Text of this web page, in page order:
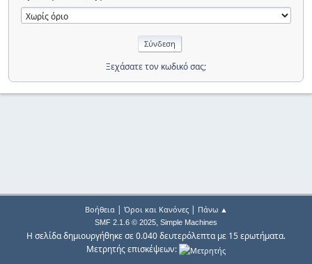
Ξεχάσατε τον κωδικό σας;
Βοήθεια| Όροι και Κανόνες| Πάνω ▲
SMF 2.1.6 © 2025, Simple Machines
Η σελίδα δημιουργήθηκε σε 0.040 δευτερόλεπτα με 15 ερωτήματα.
Μετρητής επισκέψεων: